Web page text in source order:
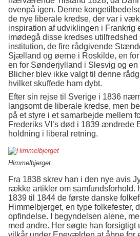
ovenpå igen. Denne
de nye liberale kredse, der var i
inspiration af udviklingen i Frankrig
imødegå disse kredses
institution, de fire rådgivende
Sjælland og øerne i Roskilde, en
en for Sønderjylland i Slesvig og en
Blicher blev ikke valgt til denne
hvilket skuffede ham dybt.
Efter sin rejse til Sverige i 1836
langsomt de liberale kredse, men
på et styre i et samarbejde mellem
Frederiks VI’s død i 1839 ændrede
holdning i liberal retning.
Himmelbjerget
Fra 1838 skrev han i den nye avis
række artikler om samfundsforhold.
1839 til 1844 de første danske
Himmelbjerget, en type folkefester,
opfindelse. I begyndelsen alene,
med andre. Her søgte han forsigtigt